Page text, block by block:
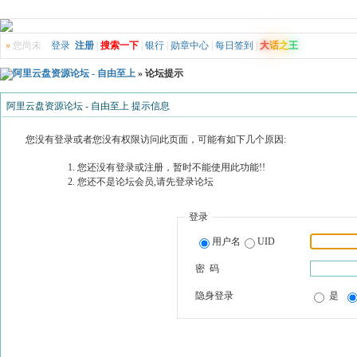
» 您尚未 登录 注册 搜索一下 银行 勋章中心 每日签到 大话之王
阿里云盘资源论坛 - 自由至上 » 论坛提示
阿里云盘资源论坛 - 自由至上 提示信息
您没有登录或者您没有权限访问此页面，可能有如下几个原因:
您还没有登录或注册，暂时不能使用此功能!!
您还不是论坛会员,请先登录论坛
登录
用户名 UID
密 码
隐身登录 是